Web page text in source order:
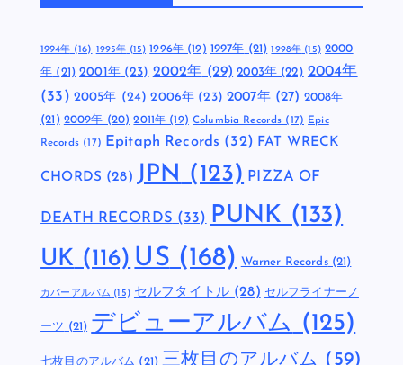
1994年(16) 1995年 (15) 1996年(19) 1997年 (21) 1998年 (15) 2000
年 (21) 2001年(23) 2002年 (29) 2003年 (22) 2004年
(33) 2005年 (24) 2006年 (23) 2007年(27) 2008年
(21) 2009年 (20) 2011年 (19) Columbia Records (17) Epic
Records (17) Epitaph Records (32) FAT WRECK
CHORDS (28) JPN (123) PIZZA OF
DEATH RECORDS (33) PUNK (133)
UK (116) US (168) Warner Records(21)
カバーアルバム (15) セルフタイトル(28) セルフライナーノ
ーツ (21) デビューアルバム (125)
七枚目のアルバム (21) 三枚目のアルバム (59)